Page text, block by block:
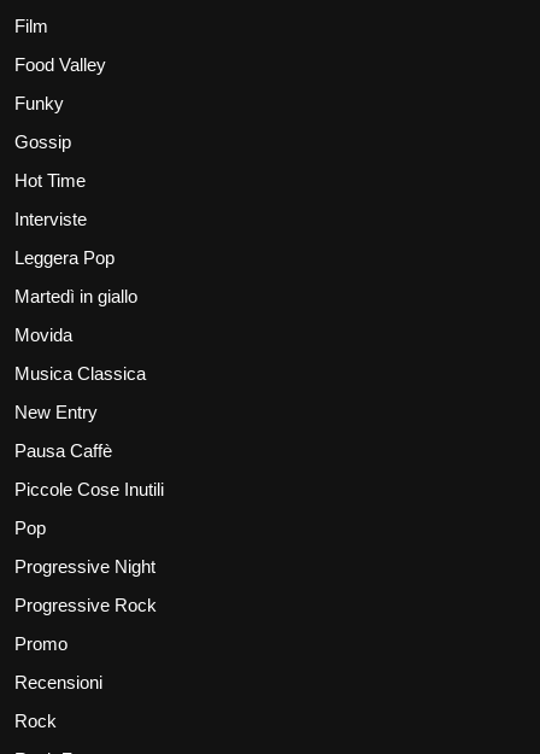
Film
Food Valley
Funky
Gossip
Hot Time
Interviste
Leggera Pop
Martedì in giallo
Movida
Musica Classica
New Entry
Pausa Caffè
Piccole Cose Inutili
Pop
Progressive Night
Progressive Rock
Promo
Recensioni
Rock